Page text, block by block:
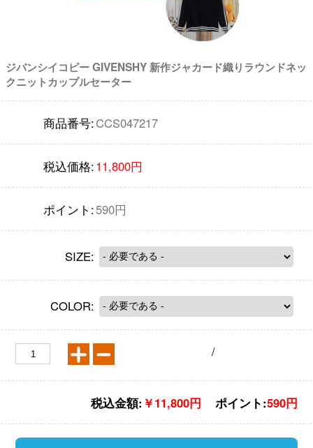
ジバンシイコピー GIVENSHY 新作ジャカード織りラウンドネッ
クニットカップルセーター
商品番号:CCS047217
税込価格:11,800円
ポイント:590円
SIZE:
COLOR:
/
税込金額: ￥11,800円 ポイント:590円